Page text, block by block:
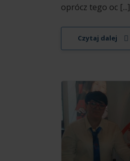
oprócz tego oc [...]
Czytaj dalej